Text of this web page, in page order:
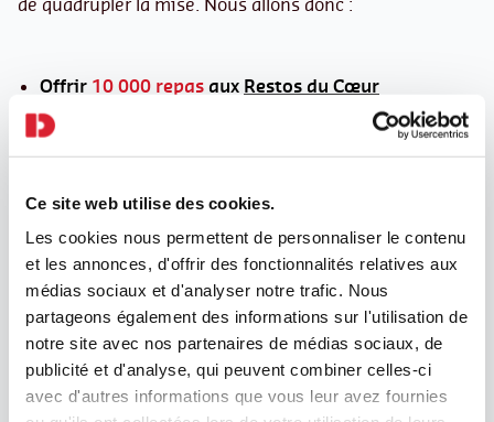
Ce site web utilise des cookies.
Les cookies nous permettent de personnaliser le contenu
et les annonces, d'offrir des fonctionnalités relatives aux
médias sociaux et d'analyser notre trafic. Nous
partageons également des informations sur l'utilisation de
notre site avec nos partenaires de médias sociaux, de
publicité et d'analyse, qui peuvent combiner celles-ci
avec d'autres informations que vous leur avez fournies
de quadrupler la mise. Nous allons donc :
Offrir 10 000 repas aux Restos du Cœur
Parce qu’
aider les autres est essentiel pour nous, on
va offrir 10 000 repas à des personnes en difficulté à
Planter10 000 arbres avec
On tient aussi à
protéger notre planète
. En
collaboration avec Go Forest, on va planter 10 000
arbres dans deux forêts : une en Flandre et une en
Wallonie.
Notre engagement, c’est vous !